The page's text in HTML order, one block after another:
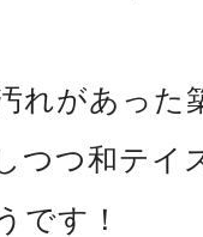
れがあった
つつ和テイ
です！